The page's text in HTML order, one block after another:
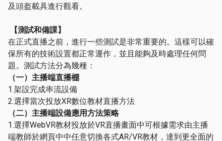
及頭盔載具進行觀看。
【測試和備課】
在正式直播之前，進行一些測試是非常重要的。這樣可以確
保所有的技術設置都正常運作，並且能夠及時處理任何問
題。測試方法分為幾種：
（一）主播端直播棚
1.架設完成串流設備
2.選擇當次投放XR數位教材直播方法
（二）主播端設備應用方法策略
1.選擇WebVR教材投放於VR直播畫面中可根據需求由主播
端教師於網頁中中任意切換各式AR/VR教材，達到更全面的